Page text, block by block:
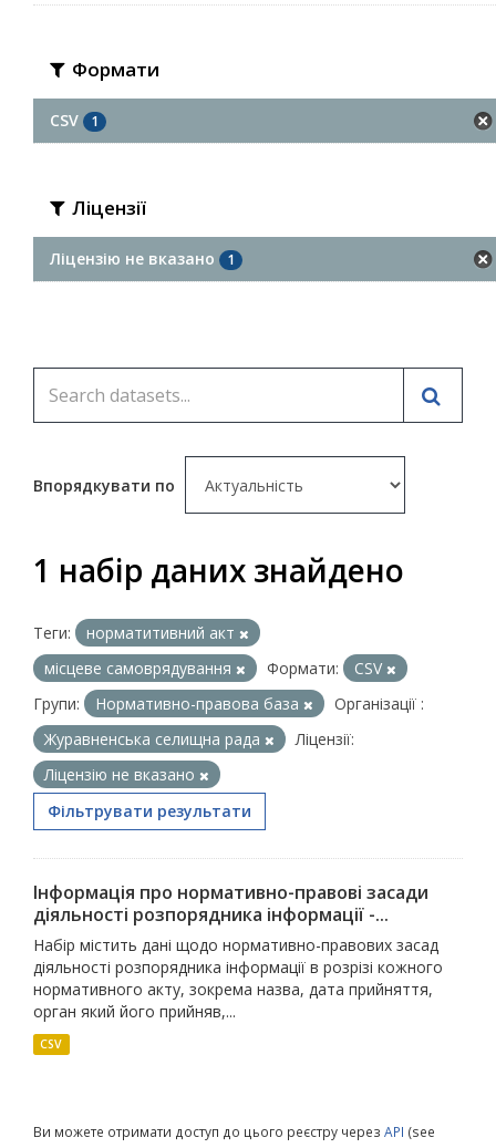
Формати
CSV 1
Ліцензії
Ліцензію не вказано 1
Впорядкувати по
1 набір даних знайдено
Теги:
норматитивний акт
місцеве самоврядування
Формати:
CSV
Групи:
Нормативно-правова база
Організації :
Журавненська селищна рада
Ліцензії:
Ліцензію не вказано
Фільтрувати результати
Інформація про нормативно-правові засади
діяльності розпорядника інформації -...
Набір містить дані щодо нормативно-правових засад
діяльності розпорядника інформації в розрізі кожного
нормативного акту, зокрема назва, дата прийняття,
орган який його прийняв,...
CSV
Ви можете отримати доступ до цього реєстру через API (see